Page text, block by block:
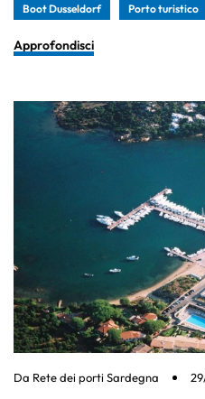
Boot Dusseldorf Porto turistico
Approfondisci
Da Rete dei porti Sardegna